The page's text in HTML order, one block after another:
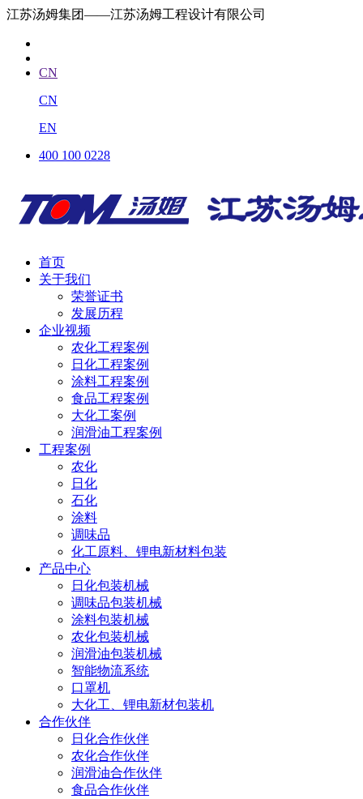
江苏汤姆集团——江苏汤姆工程设计有限公司
CN
CN
EN
400 100 0228
首页
关于我们
荣誉证书
发展历程
企业视频
农化工程案例
日化工程案例
涂料工程案例
食品工程案例
大化工案例
润滑油工程案例
工程案例
农化
日化
石化
涂料
调味品
化工原料、锂电新材料包装
产品中心
日化包装机械
调味品包装机械
涂料包装机械
农化包装机械
润滑油包装机械
智能物流系统
口罩机
大化工、锂电新材包装机
合作伙伴
日化合作伙伴
农化合作伙伴
润滑油合作伙伴
食品合作伙伴